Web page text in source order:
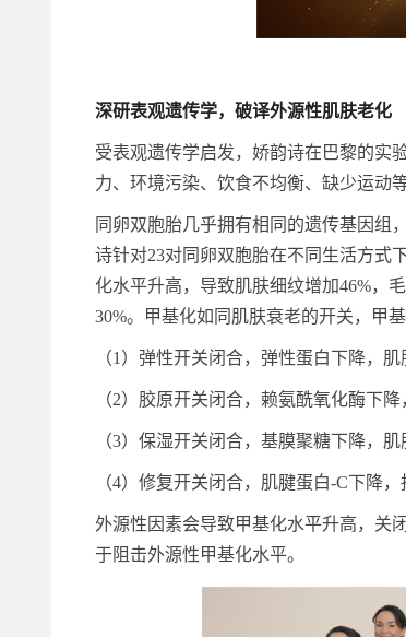
深研表观遗传学，破译外源性肌肤老化
受表观遗传学启发，娇韵诗在巴黎的实
力、环境污染、饮食不均衡、缺少运动
同卵双胞胎几乎拥有相同的遗传基因组
诗针对23对同卵双胞胎在不同生活方式
化水平升高，导致肌肤细纹增加46%，
30%。甲基化如同肌肤衰老的开关，甲
（1）弹性开关闭合，弹性蛋白下降，
（2）胶原开关闭合，赖氨酰氧化酶下
（3）保湿开关闭合，基膜聚糖下降，
（4）修复开关闭合，肌腱蛋白-C下降
外源性因素会导致甲基化水平升高，关
于阻击外源性甲基化水平。